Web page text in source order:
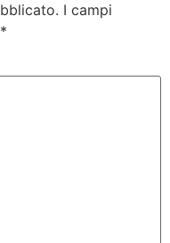
I campi
*